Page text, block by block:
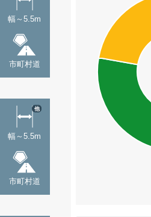
幅～5.5m
市町村道
幅～5.5m
他
市町村道